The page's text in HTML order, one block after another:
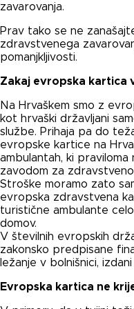
zavarovanja.
Prav tako se ne
zdravstvenega
pomanjkljivosti.
Zakaj evropska kartica
Na Hrvaškem smo z
kot hrvaški državljani
službe. Prihaja pa do
evropske kartice na
ambulantah, ki
zavodom za
Stroške moramo zato
evropska zdravstvena
turistične ambulante
domov.
V številnih evropskih
zakonsko predpisane
ležanje v bolnišnici,
Evropska kartica ne